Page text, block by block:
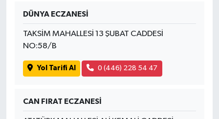
DÜNYA ECZANESİ
TAKSİM MAHALLESİ 13 ŞUBAT CADDESİ
NO:58/B
Yol Tarifi Al 0 (446) 228 54 47
CAN FIRAT ECZANESİ